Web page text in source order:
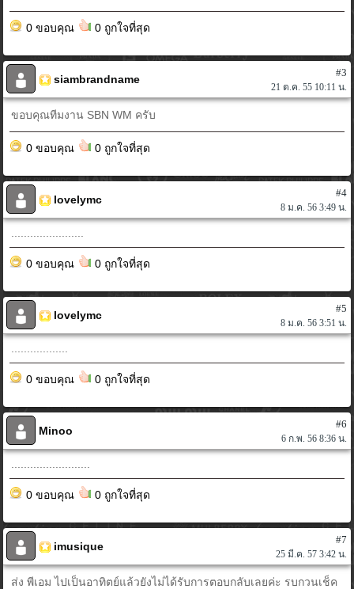
0 ขอบคุณ 0 ถูกใจที่สุด
siambrandname
#3
21 ต.ค. 55 10:11 น.
ขอบคุณทีมงาน SBN WM ครับ
0 ขอบคุณ 0 ถูกใจที่สุด
lovelymc
#4
8 ม.ค. 56 3:49 น.
0 ขอบคุณ 0 ถูกใจที่สุด
lovelymc
#5
8 ม.ค. 56 3:51 น.
0 ขอบคุณ 0 ถูกใจที่สุด
Minoo
#6
6 ก.พ. 56 8:36 น.
0 ขอบคุณ 0 ถูกใจที่สุด
imusique
#7
25 มี.ค. 57 3:42 น.
ส่ง พีเอม ไปเป็นอาทิตย์แล้วยังไม่ได้รับการตอบกลับเลยค่ะ รบกวนเช็ค